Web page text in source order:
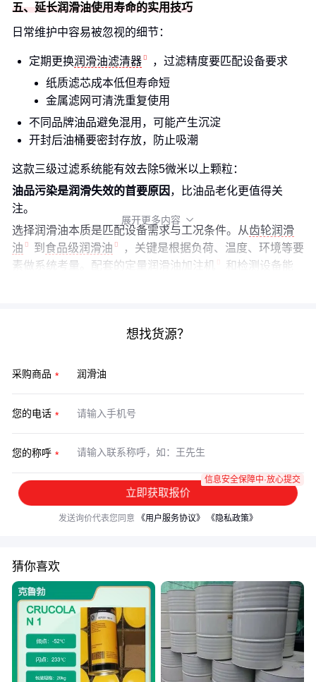
五、延长润滑油使用寿命的实用技巧
日常维护中容易被忽视的细节：
定期更换润滑油滤清器
，过滤精度要匹配设备要求
纸质滤芯成本低但寿命短
金属滤网可清洗重复使用
不同品牌油品避免混用，可能产生沉淀
开封后油桶要密封存放，防止吸潮
这款三级过滤系统能有效去除5微米以上颗粒：
油品污染是润滑失效的首要原因 ，比油品老化更值得关
注。
选择润滑油本质是匹配设备需求与工况条件。从齿轮润滑
油
到 食品级润滑油
，关键是根据负荷、温度、环境等要
素做系统考量。配套的定量润滑油加注机
和检测设备能
展开更多内容 
想找货源？
采购商品
您的电话
您的称呼
立即获取报价
信息安全保障中·放心提交
发送询价代表您同意 《用户服务协议》 《隐私政策》
猜你喜欢